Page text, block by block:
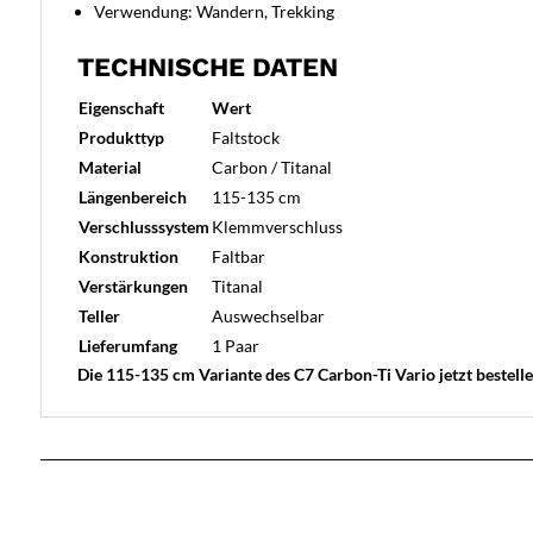
Verwendung: Wandern, Trekking
TECHNISCHE DATEN
Eigenschaft
Wert
Produkttyp
Faltstock
Material
Carbon / Titanal
Längenbereich
115-135 cm
Verschlusssystem Klemmverschluss
Konstruktion
Faltbar
Verstärkungen
Titanal
Teller
Auswechselbar
Lieferumfang
1 Paar
Die 115-135 cm Variante des C7 Carbon-Ti Vario jetzt